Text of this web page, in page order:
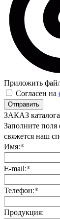
Приложить
Согласен на
Отправить
ЗАКАЗ каталога
Заполните
свяжется наш
Имя:*
E-mail:*
Телефон:*
Продукция: